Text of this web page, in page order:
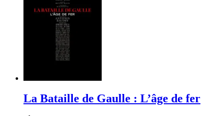
La Bataille de Gaulle : L’âge de fer